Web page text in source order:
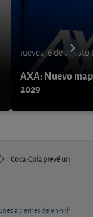
jueves, 6 de agosto
AXA: Nuevo
2029
Coca-Cola prevé un
a viernes de 9h-14h